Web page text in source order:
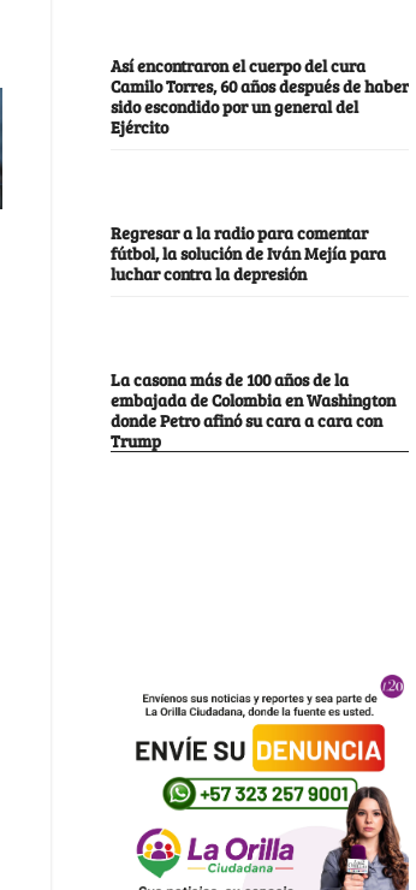
Así encontraron el cuerpo del cura
Camilo Torres, 60 años después de haber
sido escondido por un general del
Ejército
Regresar a la radio para comentar
fútbol, la solución de Iván Mejía para
luchar contra la depresión
La casona más de 100 años de la
embajada de Colombia en Washington
donde Petro afinó su cara a cara con
Trump